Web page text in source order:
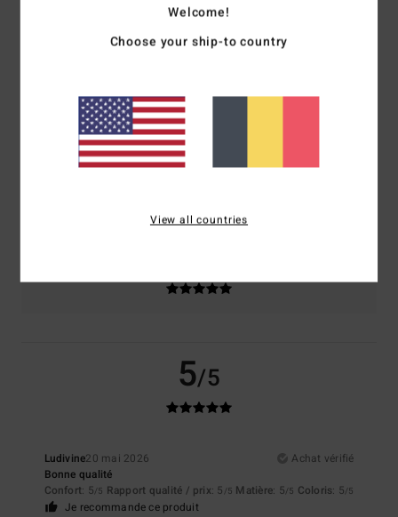
basé sur2 avis vérifiésdepuis février 2026
Confort
5.0
5/5
Ludivine20 mai 2026
Achat vérifié
Bonne qualité
Confort: 5/5 Rapport qualité / prix: 5 /5 Matière: 5/5 Coloris: 5/5
Je recommande ce produit
Welcome!
Choose your ship-to country
View all countries